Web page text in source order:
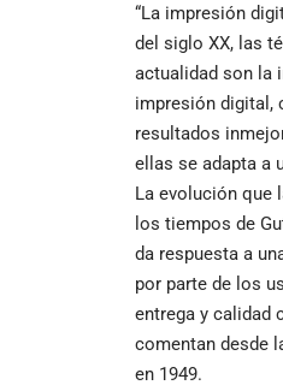
“La impresión
del siglo XX, las
actualidad son la
impresión digital,
resultados
ellas se adapta a
La evolución que
los tiempos de
da respuesta a
por parte de los
entrega y calidad
comentan desde
en 1949.